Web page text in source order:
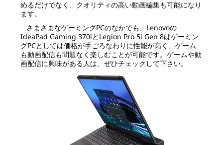
めるだけでなく、クオリティの高い動画編集も可能になり
ます。
さまざまなゲーミングPCのなかでも、Lenovoの
IdeaPad Gaming 370iとLegion Pro 5i Gen 8はゲーミン
グPCとしては価格が手ごろなわりに性能が高く、ゲーム
も動画配信も問題なく楽しむことが可能です。ゲームや動
画配信に興味がある人は、ぜひチェックして下さい。